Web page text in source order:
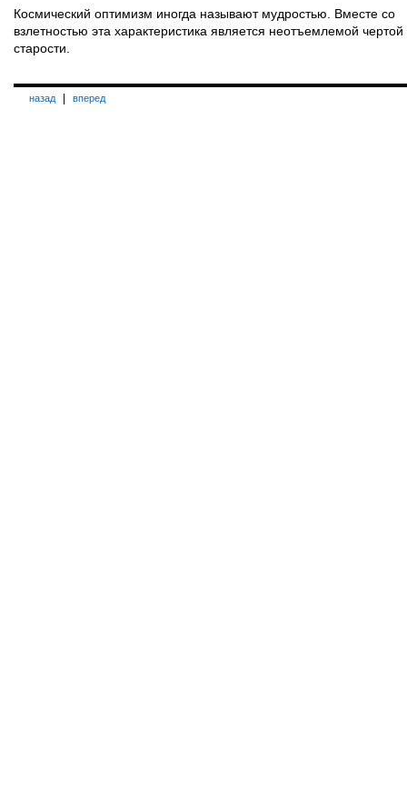
Космический оптимизм иногда называют мудростью. Вместе со
взлетностью эта характеристика является неотъемлемой чертой
старости.
назад вперед